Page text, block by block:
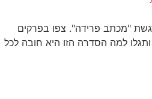
"מכתב פרידה". צפו בפרקים
למה הסדרה הזו היא חובה לכל